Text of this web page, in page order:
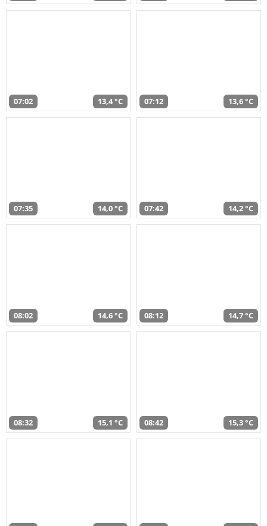
07:02 13,4 °C 07:12 13,6 °C
07:35 14,0 °C 07:42 14,2 °C
08:02 14,6 °C 08:12 14,7 °C
08:32 15,1 °C 08:42 15,3 °C